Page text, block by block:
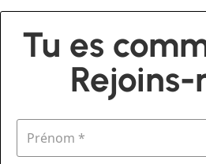
Tu es
Rejoins-